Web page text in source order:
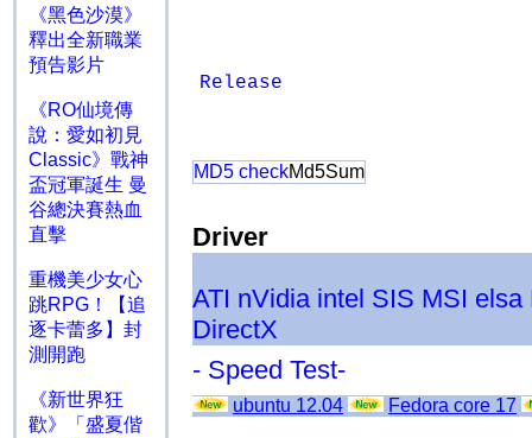
《黑色沙漠》
釋出全新職業
預告影片
《RO仙境傳
說：愛如初見
Classic》戰神
盃冠軍誕生 曼
谷總決賽熱血
直擊
重機美少女心
跳RPG！【追
逐卡蕾多】封
測開跑
《新世界狂
歡》「盛夏偕
Release
MD5 checkMd5Sum
Driver
ATI nVidia intel SIS MSI elsa
DirectX
- Speed Test-
ubuntu 12.04 Fedora core 17